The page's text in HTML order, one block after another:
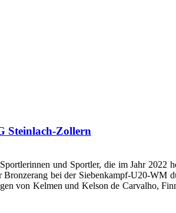
Steinlach-Zollern
und Sportler, die im Jahr 2022
bei der Siebenkampf-U20-WM
von Kelmen und Kelson de Carvalho,